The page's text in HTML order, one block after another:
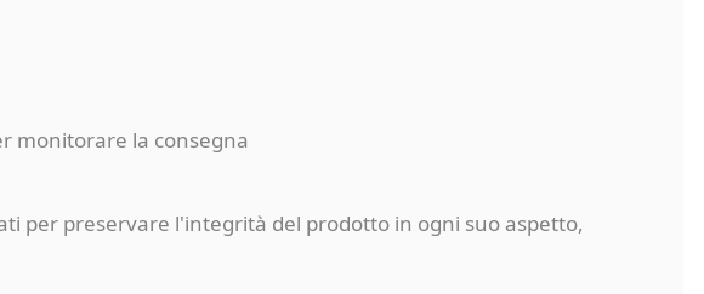
monitorare la consegna
per preservare l'integrità del prodotto in ogni suo aspetto,